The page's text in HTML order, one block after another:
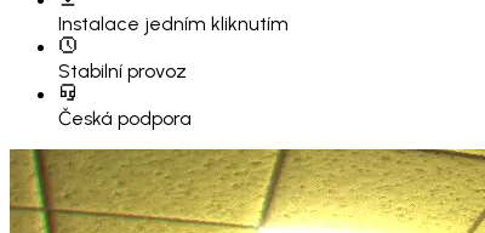
Instalace jedním kliknutím
Stabilní provoz
Česká podpora